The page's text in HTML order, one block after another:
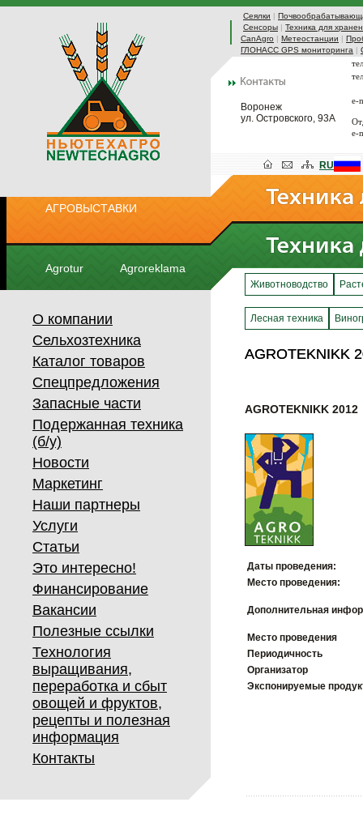
Сеялки |
Сенсоры | Техника для
CanAgro | Метеостанции |
ГЛОНАСС GPS мониторинга |
Воронеж
ул. Островского, 93А
e-
e-
АГРОВЫСТАВКИ
Agrotur Agroreklama
RU
О компании
Сельхозтехника
Каталог товаров
Спецпредложения
Запасные части
Подержанная техника
(б/у)
Новости
Маркетинг
Наши партнеры
Услуги
Статьи
Это интересно!
Финансирование
Вакансии
Полезные ссылки
Технология
выращивания,
переработка и сбыт
овощей и фруктов,
рецепты и полезная
информация
Контакты
Животноводство
Лесная техника
AGROTEKNIKK
AGROTEKNIKK
AGROTEKNIKK 2012
Даты проведения:
Место проведения:
Дополнительная
Место проведения
Периодичность
Организатор
Экспонируемые